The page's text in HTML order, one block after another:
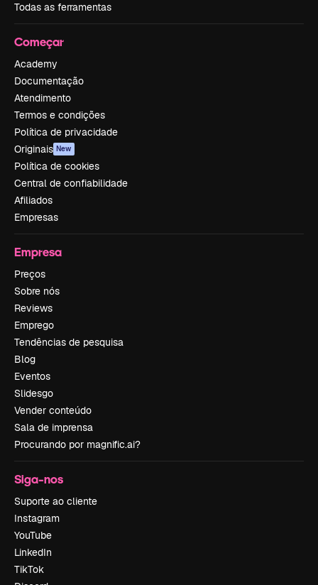
Todas as ferramentas
Começar
Academy
Documentação
Atendimento
Termos e condições
Política de privacidade
Originais New
Política de cookies
Central de confiabilidade
Afiliados
Empresas
Empresa
Preços
Sobre nós
Reviews
Emprego
Tendências de pesquisa
Blog
Eventos
Slidesgo
Vender conteúdo
Sala de imprensa
Procurando por magnific.ai?
Siga-nos
Suporte ao cliente
Instagram
YouTube
LinkedIn
TikTok